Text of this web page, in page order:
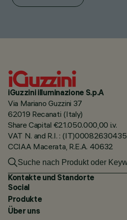
iGuzzini illuminazione S.p.A
Via Mariano Guzzini 37
62019 Recanati (Italy)
Share Capital €21.050.000,00 i.v.
VAT N. and R.I. : (IT)00082630435
CCIAA Macerata, R.E.A. 40632
Kontakte und Standorte
Social
Produkte
Über uns